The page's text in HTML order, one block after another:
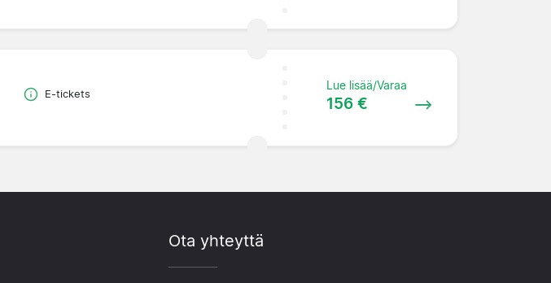
E-tickets
Lue lisää/Varaa
156 €
Ota yhteyttä